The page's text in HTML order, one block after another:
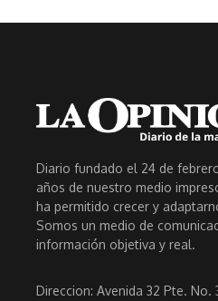
Diario fundado el 24 de
años de nuestro medio
ha permitido crecer y
Somos un medio de
información objetiva y real.
Direccion: Avenida 32 Pte. No.